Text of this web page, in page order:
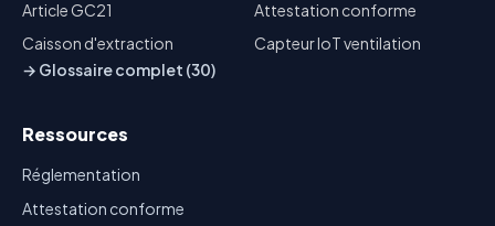
Article GC21
Attestation conforme
Caisson d'extraction
Capteur IoT ventilation
→ Glossaire complet (30)
Ressources
Réglementation
Attestation conforme